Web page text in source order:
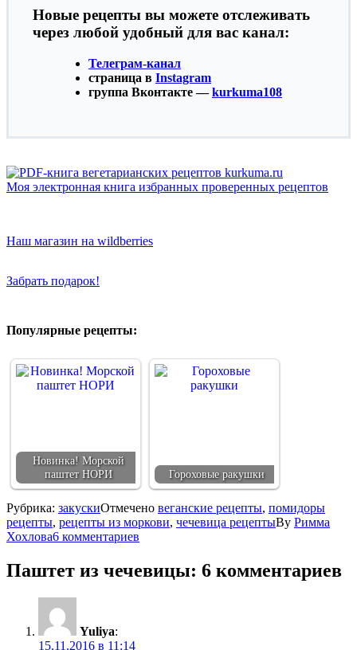
Новые рецепты вы можете отслеживать
через любой удобный для вас канал:
Телеграм-канал
страница в Instagram
группа Вконтакте —kurkuma108
Моя электронная книга избранных проверенных рецептов
Наш магазин на wildberries
Забрать подарок!
Популярные рецепты:
Новинка! Морской
паштет НОРИ
Гороховые ракушки
Рубрика: закускиОтмечено веганские рецепты, помидоры
рецепты, рецепты из моркови, чечевица рецептыBy Римма
Хохлова6 комментариев
Паштет из чечевицы: 6 комментариев
Yuliya:
15.11.2016 в 11:14